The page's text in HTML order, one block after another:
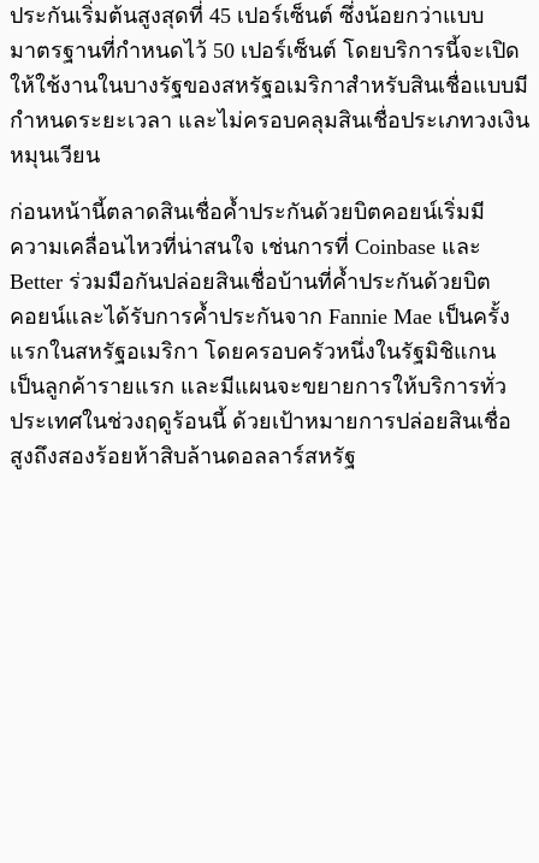
ประกันเริ่มต้นสูงสุดที่ 45 เปอร์เซ็นต์ ซึ่งน้อยกว่าแบบ
มาตรฐานที่กำหนดไว้ 50 เปอร์เซ็นต์ โดยบริการนี้จะเปิด
ให้ใช้งานในบางรัฐของสหรัฐอเมริกาสำหรับสินเชื่อแบบมี
กำหนดระยะเวลา และไม่ครอบคลุมสินเชื่อประเภทวงเงิน
หมุนเวียน
ก่อนหน้านี้ตลาดสินเชื่อค้ำประกันด้วยบิตคอยน์เริ่มมี
ความเคลื่อนไหวที่น่าสนใจ เช่นการที่ Coinbase และ
Better ร่วมมือกันปล่อยสินเชื่อบ้านที่ค้ำประกันด้วยบิต
คอยน์และได้รับการค้ำประกันจาก Fannie Mae เป็นครั้ง
แรกในสหรัฐอเมริกา โดยครอบครัวหนึ่งในรัฐมิชิแกน
เป็นลูกค้ารายแรก และมีแผนจะขยายการให้บริการทั่ว
ประเทศในช่วงฤดูร้อนนี้ ด้วยเป้าหมายการปล่อยสินเชื่อ
สูงถึงสองร้อยห้าสิบล้านดอลลาร์สหรัฐ